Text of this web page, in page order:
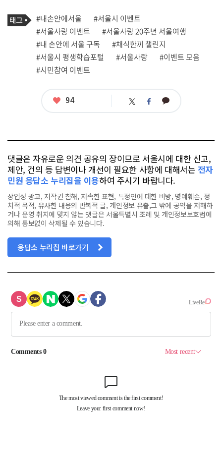
기
사
관
련
태
그
태
그
#내손안에서울
#서울시 이벤트
#서울사랑 이벤트
#서울사랑 20주년 서울여행
#내 손안에 서울 구독
#채식한끼 챌린지
#서울시 평생학습포털
#서울사랑
#이벤트 모음
#시민참여 이벤트
좋
94 트 페 카
댓글은 자유로운 의견 공유의 장이므로 서울시에 대한 신고,
제안, 건의 등 답변이나 개선이 필요한 사항에 대해서는 전자
민원 응답소 누리집을 이용하여 주시기 바랍니다.
상업성 광고, 저작권 침해, 저속한 표현, 특정인에 대한 비방, 명예훼손, 정
치적 목적, 유사한 내용의 반복적 글, 개인정보 유출,그 밖에 공익을 저해하
거나 운영 취지에 맞지 않는 댓글은 서울특별시 조례 및 개인정보보호법에
의해 통보없이 삭제될 수 있습니다.
응답소 누리집 바로가기